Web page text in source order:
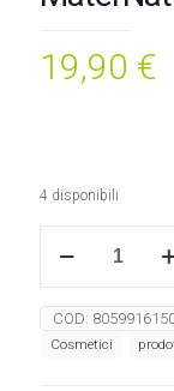
19,90 €
4 disponibili
Stimolante
Tendenti
alla
Caduta
COD:
Cosmetici